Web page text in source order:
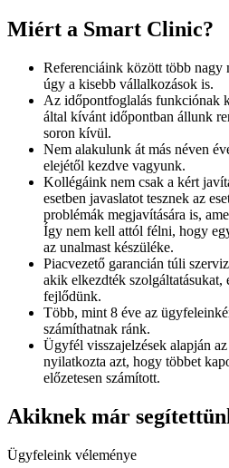
Miért a Smart Clinic?
Referenciáink között több nagy
úgy a kisebb vállalkozások is.
Az időpontfoglalás funkciónak
által kívánt időpontban állunk
soron kívül.
Nem alakulunk át más néven
elejétől kezdve vagyunk.
Kollégáink nem csak a kért
esetben javaslatot tesznek az
problémák megjavítására is,
Így nem kell attól félni, hogy
az unalmast készüléke.
Piacvezető garancián túli
akik elkezdték szolgáltatásukat,
fejlődünk.
Több, mint 8 éve az
számíthatnak ránk.
Ügyfél visszajelzések alapján
nyilatkozta azt, hogy többet
előzetesen számított.
Akiknek már
Ügyfeleink véleménye